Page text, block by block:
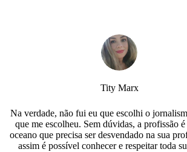
Tity Marx
Na verdade, não fui eu que escolhi o
que me escolheu. Sem dúvidas, a profissão
oceano que precisa ser desvendado na sua
assim é possível conhecer e respeitar toda